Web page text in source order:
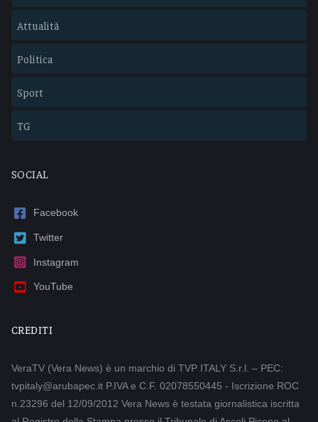
Attualità
Politica
Sport
TG
SOCIAL
Facebook
Twitter
Instagram
YouTube
CREDITI
VeraTV (Vera News) è un marchio di TVP ITALY S.r.l. – PEC:
tvpitaly@arubapec.it P.IVA e C.F. 02078550445 - Iscrizione ROC
n.23296 del 12/09/2012 Vera News è testata giornalistica iscritta